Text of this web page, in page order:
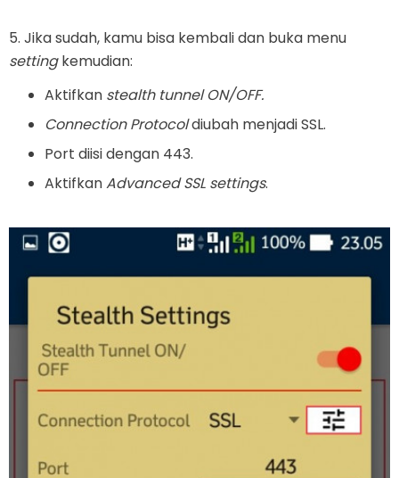
5. Jika sudah, kamu bisa kembali dan buka menu
settingkemudian:
Aktifkan stealth tunnel ON/OFF.
Connection Protocoldiubah menjadi SSL.
Port diisi dengan 443.
AktifkanAdvanced SSL settings.